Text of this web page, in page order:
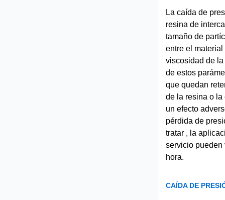
La caída de
resina de
tamaño de
entre el
viscosidad de
de estos
que quedan
de la resina o
un efecto
pérdida de
tratar , la
servicio pueden
hora.
CAÍDA DE